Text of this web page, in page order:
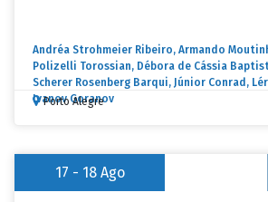
Andréa Strohmeier Ribeiro, Armando
Polizelli Torossian, Débora de Cássia
Scherer Rosenberg Barqui, Júnior Conrad,
Ivanov Goranov
Porto Alegre
17 - 18 Ago